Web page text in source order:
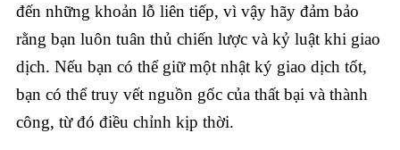
đến những khoản lỗ liên tiếp, vì vậy hãy đảm bảo
rằng bạn luôn tuân thủ chiến lược và kỷ luật khi giao
dịch. Nếu bạn có thể giữ một nhật ký giao dịch tốt,
bạn có thể truy vết nguồn gốc của thất bại và thành
công, từ đó điều chỉnh kịp thời.